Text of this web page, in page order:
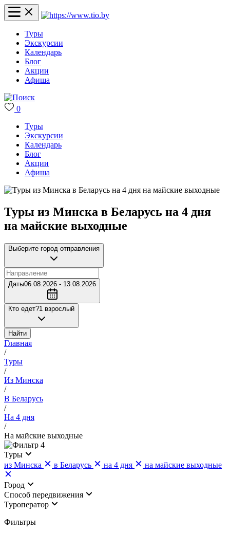
Туры
Экскурсии
Календарь
Блог
Акции
Афиша
0
Туры
Экскурсии
Календарь
Блог
Акции
Афиша
Туры из Минска в Беларусь на 4 дня
на майские выходные
Выберите город отправления
Даты06.08.2026 - 13.08.2026
Кто едет?1 взрослый
Найти
Главная
/
Туры
/
Из Минска
/
В Беларусь
/
На 4 дня
/
На майские выходные
4
Туры
из Минска
в Беларусь на 4 дня на майские выходные
Город
Cпособ передвижения
Туроператор
Фильтры